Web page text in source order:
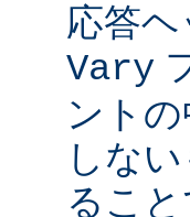
応答
Vary
ント
しな
るこ